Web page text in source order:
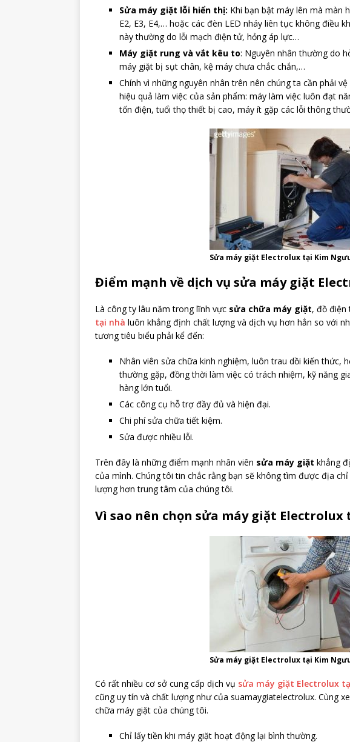
Sửa máy giặt lỗi hiển thị: Khi bạn bật máy lên mà màn
E2, E3, E4,… hoặc các đèn LED nháy liên tục không điều
này thường do lỗi mạch điện tử, hỏng áp lực…
Máy giặt rung và vắt kêu to: Nguyên nhân thường do
máy giặt bị sụt chân, kệ máy chưa chắc chắn,…
Chính vì những nguyên nhân trên nên chúng ta cần phải
hiệu quả làm việc của sản phẩm: máy làm việc luôn đạt
tốn điện, tuổi thọ thiết bị cao, máy ít gặp các lỗi thông
Sửa máy giặt Electrolux tại Kim
Điểm mạnh về dịch vụ sửa máy giặt
Là công ty lâu năm trong lĩnh vực sửa chữa máy giặt, đồ điện
tại nhà luôn khẳng định chất lượng và dịch vụ hơn hẳn so với
tương tiêu biểu phải kể đến:
Nhân viên sửa chữa kinh nghiệm, luôn trau dồi kiến thức,
thường gặp, đồng thời làm việc có trách nhiệm, kỹ năng
hàng lớn tuổi.
Các công cụ hỗ trợ đầy đủ và hiện đại.
Chi phí sửa chữa tiết kiệm.
Sửa được nhiều lỗi.
Trên đây là những điểm mạnh nhân viên sửa máy giặt khẳng
của mình. Chúng tôi tin chắc rằng bạn sẽ không tìm được địa
lượng hơn trung tâm của chúng tôi.
Vì sao nên chọn sửa máy giặt Electrolux
Sửa máy giặt Electrolux tại Kim
Có rất nhiều cơ sở cung cấp dịch vụ sửa máy giặt Electrolux
cũng uy tín và chất lượng như của suamaygiatelectrolux. Cùng
chữa máy giặt của chúng tôi.
Chỉ lấy tiền khi máy giặt hoạt động lại bình thường.